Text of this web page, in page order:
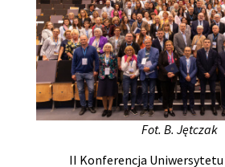
Fot. B. Jętczak
II Konferencja Uniwersytetu